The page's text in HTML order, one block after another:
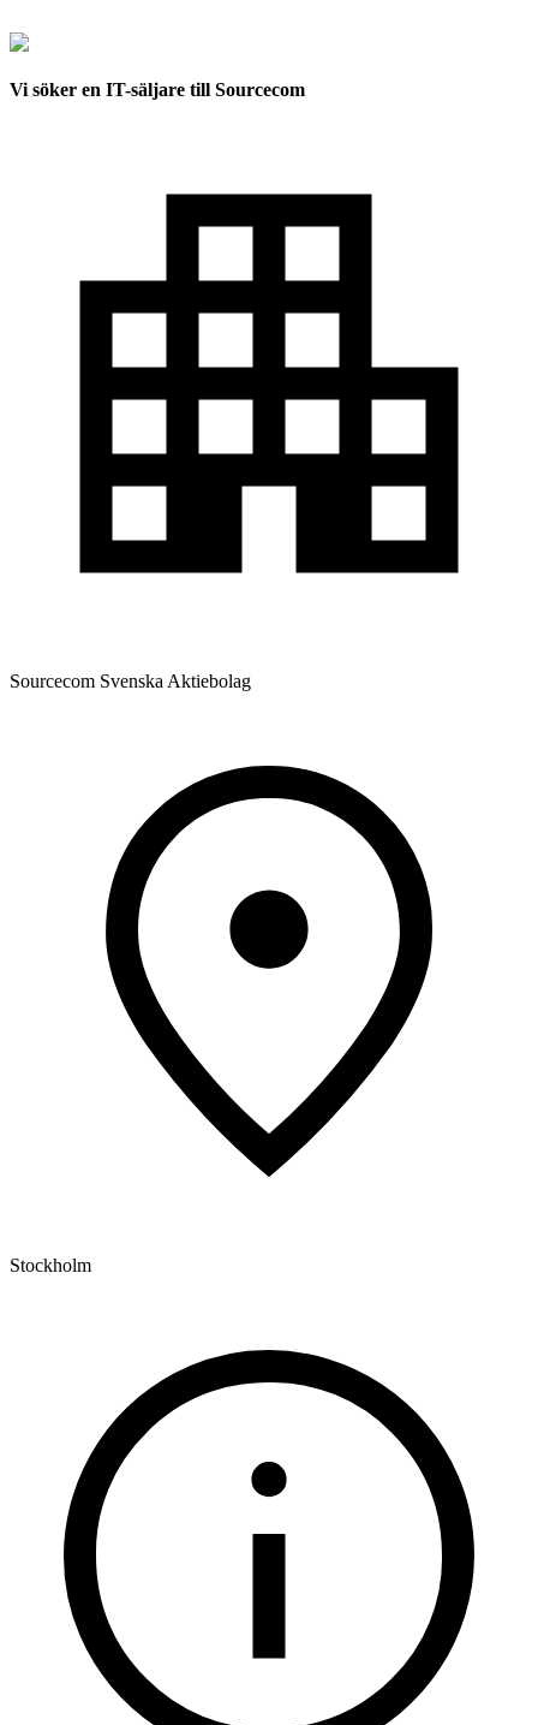
Vi söker en IT-säljare till Sourcecom
Sourcecom Svenska Aktiebolag
Stockholm